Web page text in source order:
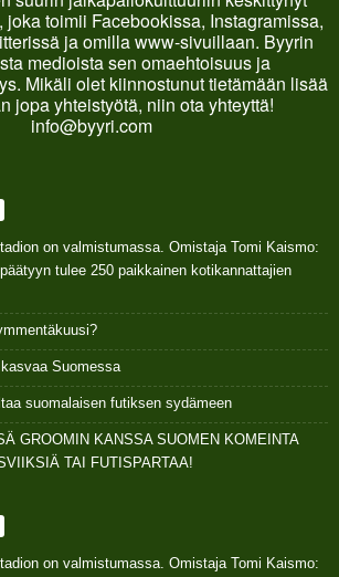
joka toimii Facebookissa, Instagramissa,
ja omilla www-sivuillaan. Byyrin
medioista sen omaehtoisuus ja
Mikäli olet kiinnostunut tietämään lisää
jopa yhteistyötä, niin ota yhteyttä!
info@byyri.com
on valmistumassa. Omistaja Tomi Kaismo:
tulee 250 paikkainen kotikannattajien
Suomessa
suomalaisen futiksen sydämeen
GROOMIN KANSSA SUOMEN KOMEINTA
TAI FUTISPARTAA!
on valmistumassa. Omistaja Tomi Kaismo: